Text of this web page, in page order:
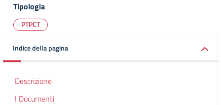
Tipologia
PTPCT
Indice della pagina
Descrizione
I Documenti